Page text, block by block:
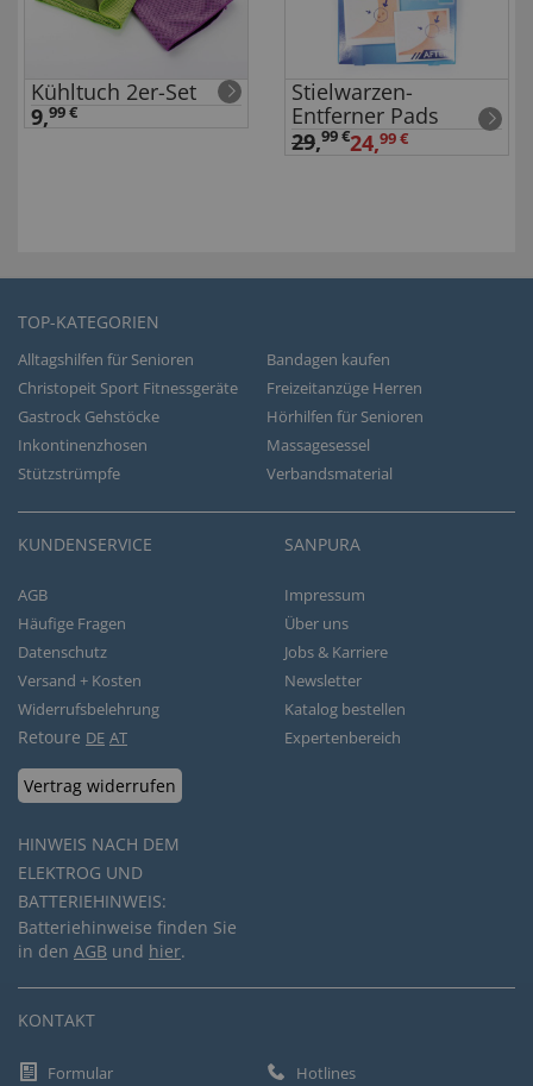
Kühltuch 2er-Set
9,99 €
Stielwarzen-
Entferner Pads
29,99 €24,99 €
TOP-KATEGORIEN
Alltagshilfen für Senioren
Bandagen kaufen
Christopeit Sport Fitnessgeräte
Freizeitanzüge Herren
Gastrock Gehstöcke
Hörhilfen für Senioren
Inkontinenzhosen
Massagesessel
Stützstrümpfe
Verbandsmaterial
KUNDENSERVICE
AGB
Häufige Fragen
Datenschutz
Versand + Kosten
Widerrufsbelehrung
Retoure DE AT
Vertrag widerrufen
HINWEIS NACH DEM
ELEKTROG UND
BATTERIEHINWEIS:
Batteriehinweise finden Sie
in den AGB und hier.
SANPURA
Impressum
Über uns
Jobs & Karriere
Newsletter
Katalog bestellen
Expertenbereich
KONTAKT
Formular Hotlines